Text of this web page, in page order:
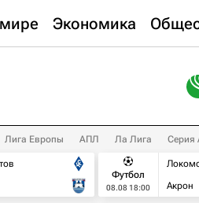
Экономика
Лига Европы АПЛ Ла Лига Серия
Футбол
08.08 18:00
Акрон